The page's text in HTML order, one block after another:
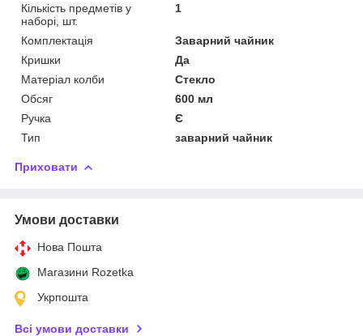
Кількість предметів у
наборі, шт.
1
Комплектація
Заварний чайник
Кришки
Да
Матеріал колби
Стекло
Обсяг
600 мл
Ручка
Є
Тип
заварний чайник
Приховати
Умови доставки
Нова Пошта
Магазини Rozetka
Укрпошта
Всі умови доставки